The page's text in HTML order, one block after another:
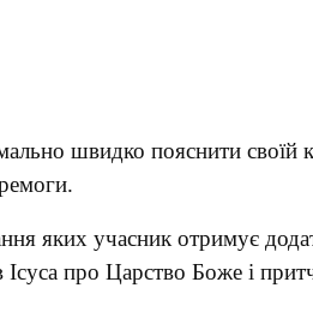
швидко пояснити своїй
яких учасник отримує
про Царство Боже і